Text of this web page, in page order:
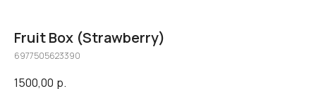
Fruit Box (Strawberry)
6977505623390
1500,00 р.